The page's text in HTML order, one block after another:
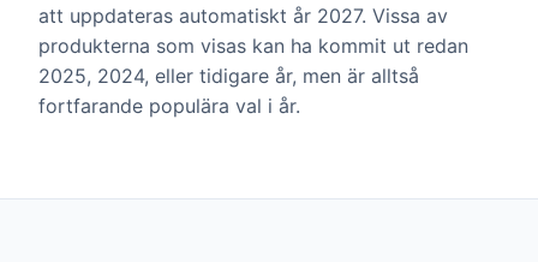
att uppdateras automatiskt år 2027. Vissa av
produkterna som visas kan ha kommit ut redan
2025, 2024, eller tidigare år, men är alltså
fortfarande populära val i år.